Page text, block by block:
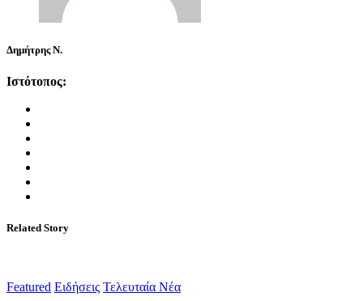
Δημήτρης Ν.
Ιστότοπος:
Related Story
Featured Ειδήσεις Τελευταία Νέα